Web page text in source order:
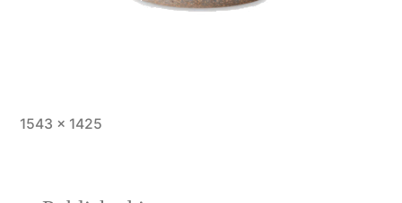
Full
1543 × 1425